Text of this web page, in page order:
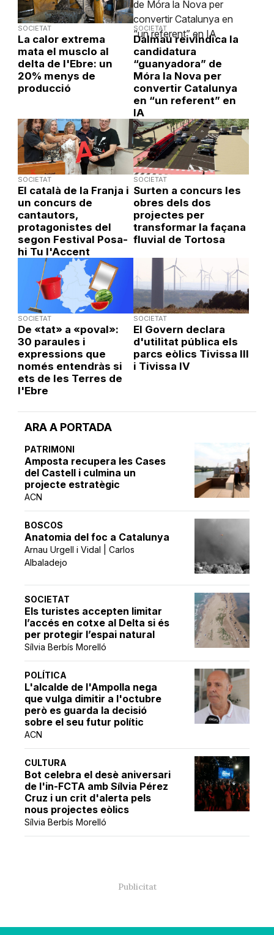
ARA A PORTADA
PATRIMONI
Amposta recupera les Cases
del Castell i culmina un
projecte estratègic
ACN
BOSCOS
Anatomia del foc a Catalunya
Arnau Urgell i Vidal | Carlos
Albaladejo
SOCIETAT
Els turistes accepten limitar
l’accés en cotxe al Delta si és
per protegir l’espai natural
Sílvia Berbís Morelló
POLÍTICA
L'alcalde de l'Ampolla nega
que vulga dimitir a l'octubre
però es guarda la decisió
sobre el seu futur polític
ACN
CULTURA
Bot celebra el desè aniversari
de l'in-FCTA amb Sílvia Pérez
Cruz i un crit d'alerta pels
nous projectes eòlics
Sílvia Berbís Morelló
SOCIETAT
La calor extrema
mata el musclo al
delta de l'Ebre: un
20% menys de
producció
SOCIETAT
Dalmau reivindica la
candidatura
“guanyadora” de
Móra la Nova per
convertir Catalunya
en “un referent” en
IA
SOCIETAT
El català de la Franja i
un concurs de
cantautors,
protagonistes del
segon Festival Posa-
hi Tu l'Accent
SOCIETAT
Surten a concurs les
obres dels dos
projectes per
transformar la façana
fluvial de Tortosa
SOCIETAT
De «tat» a «poval»:
30 paraules i
expressions que
només entendràs si
ets de les Terres de
l'Ebre
SOCIETAT
El Govern declara
d'utilitat pública els
parcs eòlics Tivissa III
i Tivissa IV